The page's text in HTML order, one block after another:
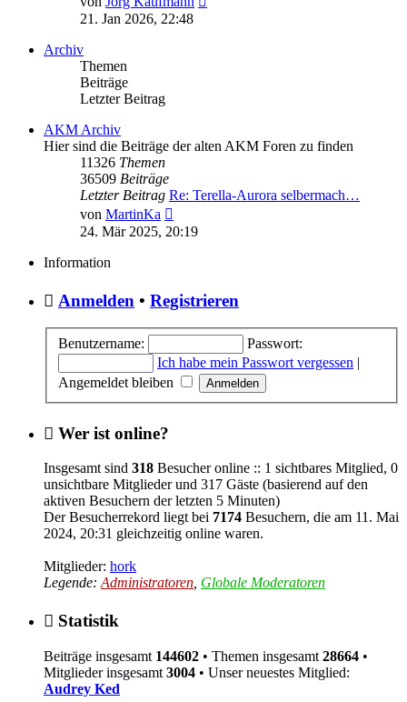
21. Jan 2026, 22:48
Archiv
Themen
Beiträge
Letzter Beitrag
AKM Archiv
Hier sind die Beiträge der alten AKM Foren zu finden
11326 Themen
36509 Beiträge
Letzter Beitrag Re: Terella-Aurora selbermach…
von MartinKa
Beitrag
24. Mär 2025, 20:19
Information
Anmelden • Registrieren
Benutzername:
Passwort:
Ich habe mein Passwort vergessen |
Angemeldet bleiben
Wer ist online?
Insgesamt sind 318 Besucher online :: 1 sichtbares Mitglied, 0
unsichtbare Mitglieder und 317 Gäste (basierend auf den
aktiven Besuchern der letzten 5 Minuten)
Der Besucherrekord liegt bei 7174 Besuchern, die am 11. Mai
2024, 20:31 gleichzeitig online waren.
Mitglieder: hork
Legende: Administratoren Globale Moderatoren
Statistik
Beiträge insgesamt 144602 • Themen insgesamt 28664 •
Mitglieder insgesamt 3004 • Unser neuestes Mitglied:
Audrey Ked